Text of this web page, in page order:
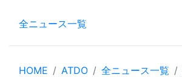
全ニュース一覧
HOME ATDO 全ニュース一覧